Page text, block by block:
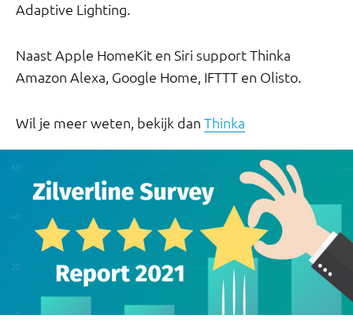
Adaptive Lighting.
Naast Apple HomeKit en Siri support Thinka
Amazon Alexa, Google Home, IFTTT en Olisto.
Wil je meer weten, bekijk dan Thinka